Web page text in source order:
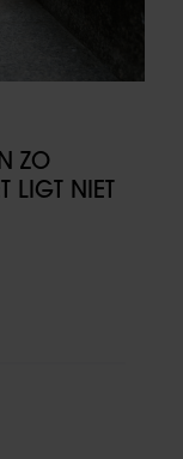
ZO
LIGT NIET